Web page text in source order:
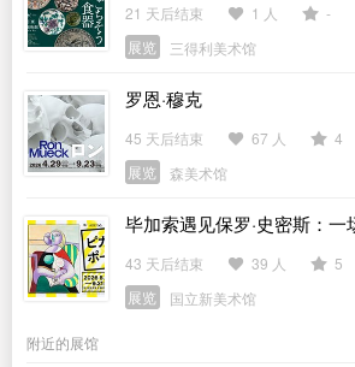
21 天后结束 1 人
-
展览
三得利美术馆
罗恩·穆克
45 天后结束 67 人
4
展览
森美术馆
毕加索遇见保罗·史密斯：一
43 天后结束 39 人
5
展览
国立新美术馆
附近的展馆